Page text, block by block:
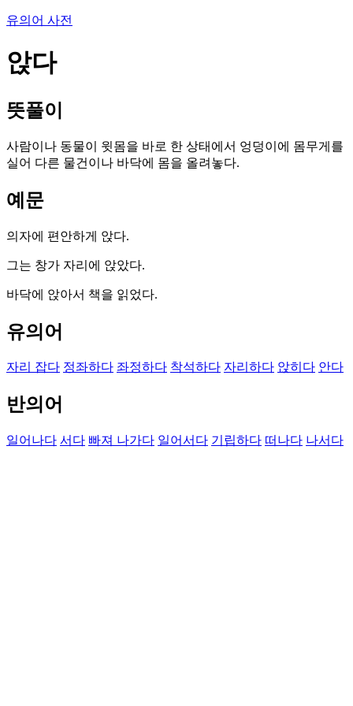
유의어 사전
앉다
뜻풀이
사람이나 동물이 윗몸을 바로 한 상태에서 엉덩이에 몸무게를
실어 다른 물건이나 바닥에 몸을 올려놓다.
예문
의자에 편안하게 앉다.
그는 창가 자리에 앉았다.
바닥에 앉아서 책을 읽었다.
유의어
자리 잡다 정좌하다 좌정하다 착석하다 자리하다 앉히다 안다
반의어
일어나다 서다 빠져 나가다 일어서다 기립하다 떠나다 나서다